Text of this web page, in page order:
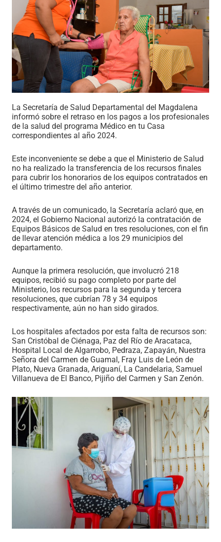
La Secretaría de Salud Departamental del Magdalena
informó sobre el retraso en los pagos a los profesionales
de la salud del programa Médico en tu Casa
correspondientes al año 2024.
Este inconveniente se debe a que el Ministerio de Salud
no ha realizado la transferencia de los recursos finales
para cubrir los honorarios de los equipos contratados en
el último trimestre del año anterior.
A través de un comunicado, la Secretaría aclaró que, en
2024, el Gobierno Nacional autorizó la contratación de
Equipos Básicos de Salud en tres resoluciones, con el fin
de llevar atención médica a los 29 municipios del
departamento.
Aunque la primera resolución, que involucró 218
equipos, recibió su pago completo por parte del
Ministerio, los recursos para la segunda y tercera
resoluciones, que cubrían 78 y 34 equipos
respectivamente, aún no han sido girados.
Los hospitales afectados por esta falta de recursos son:
San Cristóbal de Ciénaga, Paz del Río de Aracataca,
Hospital Local de Algarrobo, Pedraza, Zapayán, Nuestra
Señora del Carmen de Guamal, Fray Luis de León de
Plato, Nueva Granada, Ariguaní, La Candelaria, Samuel
Villanueva de El Banco, Pijiño del Carmen y San Zenón.